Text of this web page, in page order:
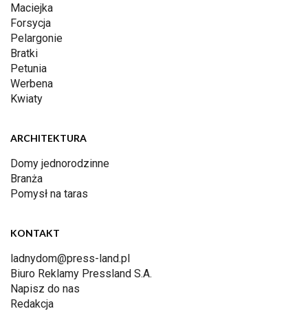
Maciejka
Forsycja
Pelargonie
Bratki
Petunia
Werbena
Kwiaty
ARCHITEKTURA
Domy jednorodzinne
Branża
Pomysł na taras
KONTAKT
ladnydom@press-land.pl
Biuro Reklamy Pressland S.A.
Napisz do nas
Redakcja